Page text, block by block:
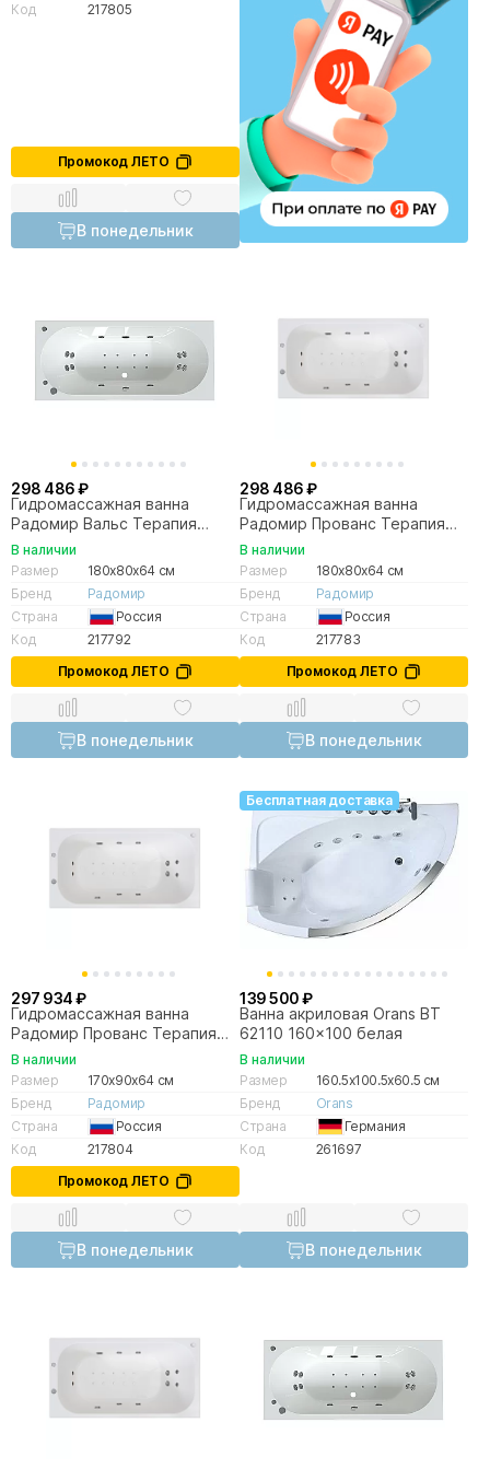
Код
217805
Промокод ЛЕТО
В понедельник
298 486 ₽
Гидромассажная ванна
Радомир Вальс Терапия
180х80 бронза
В наличии
Размер
180x80x64 см
Бренд
Радомир
Страна
Россия
Код
217792
Промокод ЛЕТО
В понедельник
298 486 ₽
Гидромассажная ванна
Радомир Прованс Терапия
180х80 золото
В наличии
Размер
180x80x64 см
Бренд
Радомир
Страна
Россия
Код
217783
Промокод ЛЕТО
В понедельник
297 934 ₽
Гидромассажная ванна
Радомир Прованс Терапия
170х90 бронза
В наличии
Размер
170x90x64 см
Бренд
Радомир
Страна
Россия
Код
217804
Промокод ЛЕТО
В понедельник
Бесплатная доставка
139 500 ₽
Ванна акриловая Orans BT
62110 160x100 белая
В наличии
Размер
160.5x100.5x60.5 см
Бренд
Orans
Страна
Германия
Код
261697
В понедельник